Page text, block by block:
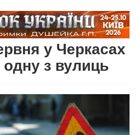
у Черкасах
з вулиць